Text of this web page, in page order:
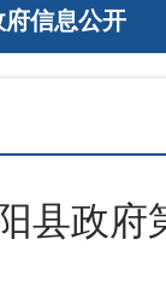
府信息公开
县政府